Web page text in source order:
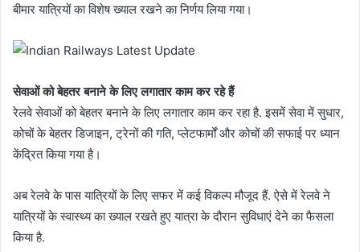
बीमार यात्रियों का विशेष ख्याल रखने का निर्णय लिया गया।
सेवाओं को बेहतर बनाने के लिए लगातार काम कर रहे हैं
रेलवे सेवाओं को बेहतर बनाने के लिए लगातार काम कर रहा है. इसमें सेवा में सुधार,
कोचों के बेहतर डिजाइन, ट्रेनों की गति, प्लेटफार्मों और कोचों की सफाई पर ध्यान
केंद्रित किया गया है।
अब रेलवे के पास यात्रियों के लिए सफर में कई विकल्प मौजूद हैं. ऐसे में रेलवे ने
यात्रियों के स्वास्थ्य का ख्याल रखते हुए यात्रा के दौरान सुविधाएं देने का फैसला
किया है.